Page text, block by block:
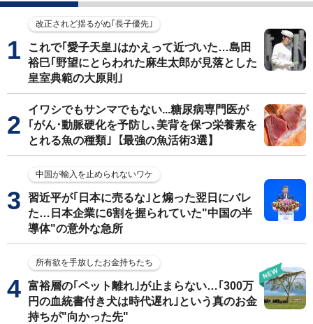
改正されど揺るがぬ｢長子優先｣
これで｢愛子天皇｣はかえって近づいた…島田
裕巳｢野望にとらわれた麻生太郎が見落とした
皇室典範の大原則｣
イワシでもサンマでもない...糖尿病専門医が
｢がん･動脈硬化を予防し､美背を保つ栄養素を
とれる魚の種類｣【最強の魚活術3選】
中国が輸入を止められないワケ
習近平が｢日本に売るな｣と煽った翌日にバレ
た…日本企業に6割を握られていた"中国の半
導体"の意外な急所
所有欲を手放したお金持ちたち
富裕層の｢ペット離れ｣が止まらない…｢300万
円の血統書付き犬は時代遅れ｣という真のお金
持ちが"向かった先"